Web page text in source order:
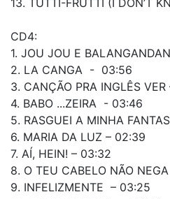
CD4:
1. JOU JOU E
2. LA CANGA - 03:56
3. CANÇÃO PRA INGLÊS
4. BABO ...ZEIRA - 03:46
5. RASGUEI A MINHA
6. MARIA DA LUZ – 02:39
7. AÍ, HEIN! – 03:32
8. O TEU CABELO NÃO
9. INFELIZMENTE – 03:25